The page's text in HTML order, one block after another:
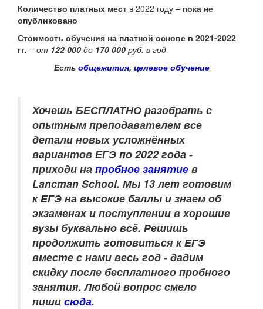
Количество платных мест в 2022 году – пока не
опубликовано
Стоимость обучения на платной основе в 2021-2022
гг. – от 122 000 до 170 000 руб. в год
Есть общежития, целевое обучение
Хочешь БЕСПЛАТНО разобрать с
опытным преподавателем все
детали новых усложнённых
вариантов ЕГЭ по 2022 года -
приходи на пробное занятие в
Lancman School. Мы 13 лет готовим
к ЕГЭ на высокие баллы и знаем об
экзаменах и поступлении в хорошие
вузы буквально всё. Решишь
продолжить готовиться к ЕГЭ
вместе с нами весь год - дадим
скидку после бесплатного пробного
занятия. Любой вопрос смело
пиши сюда.